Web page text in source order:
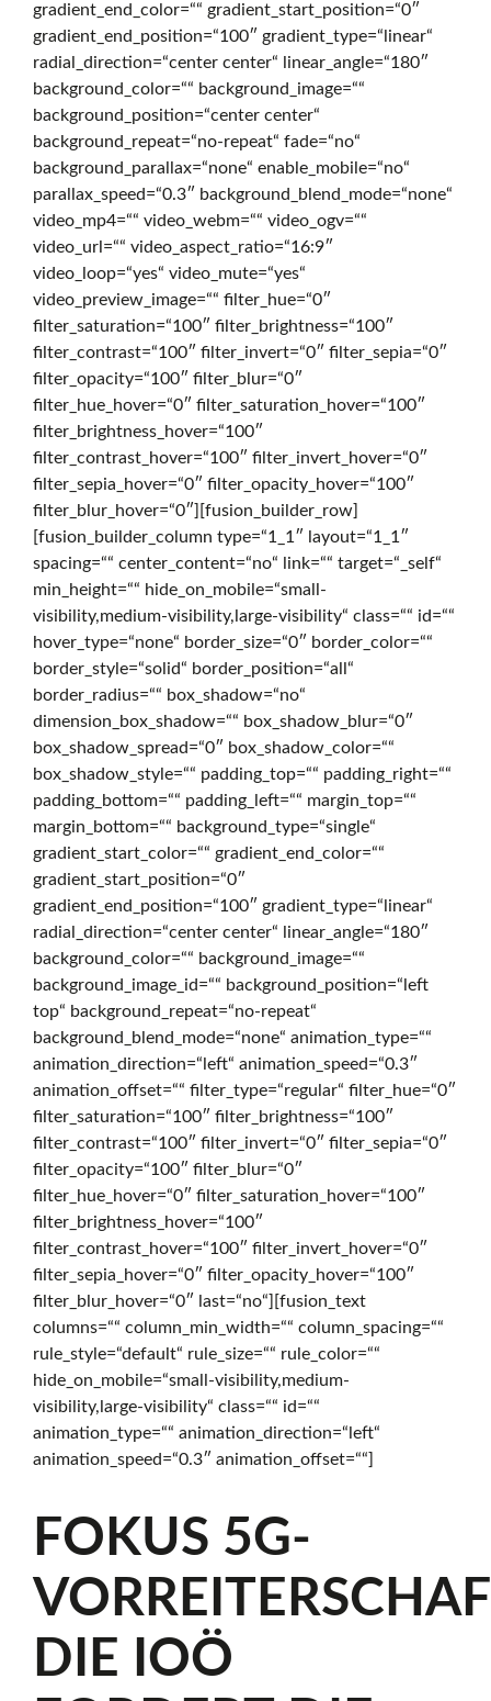
e
e
d
e
D
o
e
gradient_end_color=““ gradient_start_position=“0″
gradient_end_position=“100″ gradient_type=“linear“
radial_direction=“center center“ linear_angle=“180″
background_color=““ background_image=““
background_position=“center center“
background_repeat=“no-repeat“ fade=“no“
background_parallax=“none“ enable_mobile=“no“
parallax_speed=“0.3″ background_blend_mode=“none“
video_mp4=““ video_webm=““ video_ogv=““
video_url=““ video_aspect_ratio=“16:9″
video_loop=“yes“ video_mute=“yes“
video_preview_image=““ filter_hue=“0″
filter_saturation=“100″ filter_brightness=“100″
filter_contrast=“100″ filter_invert=“0″ filter_sepia=“0″
filter_opacity=“100″ filter_blur=“0″
filter_hue_hover=“0″ filter_saturation_hover=“100″
filter_brightness_hover=“100″
filter_contrast_hover=“100″ filter_invert_hover=“0″
filter_sepia_hover=“0″ filter_opacity_hover=“100″
filter_blur_hover=“0″][fusion_builder_row]
[fusion_builder_column type=“1_1″ layout=“1_1″
spacing=““ center_content=“no“ link=““ target=“_self“
min_height=““ hide_on_mobile=“small-
visibility,medium-visibility,large-visibility“ class=““ id=““
hover_type=“none“ border_size=“0″ border_color=““
border_style=“solid“ border_position=“all“
border_radius=““ box_shadow=“no“
dimension_box_shadow=““ box_shadow_blur=“0″
box_shadow_spread=“0″ box_shadow_color=““
box_shadow_style=““ padding_top=““ padding_right=““
padding_bottom=““ padding_left=““ margin_top=““
margin_bottom=““ background_type=“single“
gradient_start_color=““ gradient_end_color=““
gradient_start_position=“0″
gradient_end_position=“100″ gradient_type=“linear“
radial_direction=“center center“ linear_angle=“180″
background_color=““ background_image=““
background_image_id=““ background_position=“left
top“ background_repeat=“no-repeat“
background_blend_mode=“none“ animation_type=““
animation_direction=“left“ animation_speed=“0.3″
animation_offset=““ filter_type=“regular“ filter_hue=“0″
filter_saturation=“100″ filter_brightness=“100″
filter_contrast=“100″ filter_invert=“0″ filter_sepia=“0″
filter_opacity=“100″ filter_blur=“0″
filter_hue_hover=“0″ filter_saturation_hover=“100″
filter_brightness_hover=“100″
filter_contrast_hover=“100″ filter_invert_hover=“0″
filter_sepia_hover=“0″ filter_opacity_hover=“100″
filter_blur_hover=“0″ last=“no“][fusion_text
columns=““ column_min_width=““ column_spacing=““
rule_style=“default“ rule_size=““ rule_color=““
hide_on_mobile=“small-visibility,medium-
visibility,large-visibility“ class=““ id=““
animation_type=““ animation_direction=“left“
animation_speed=“0.3″ animation_offset=““]
FOKUS 5G-
DIE IOÖ